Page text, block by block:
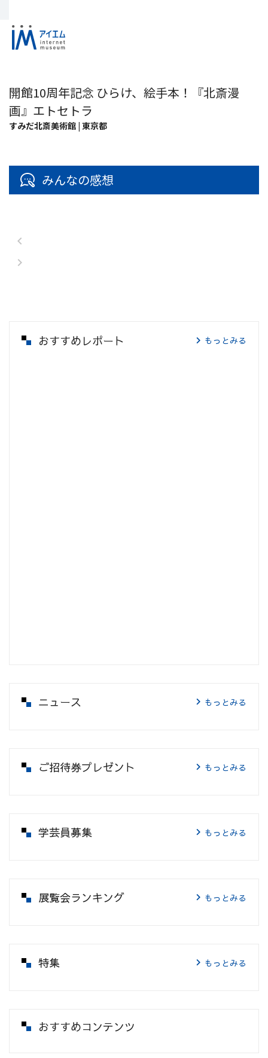
開館10周年記念 ひらけ、絵手本！『北斎漫
画』エトセトラ
すみだ北斎美術館 | 東京都
みんなの感想
おすすめレポート もっとみる
ニュース もっとみる
ご招待券プレゼント もっとみる
学芸員募集 もっとみる
展覧会ランキング もっとみる
特集 もっとみる
おすすめコンテンツ